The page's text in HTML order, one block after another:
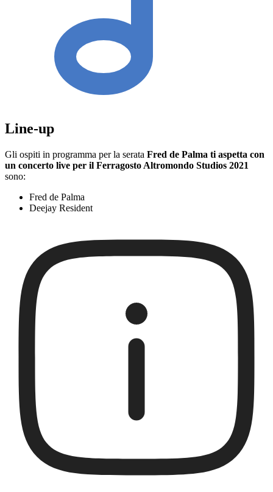
Line-up
Gli ospiti in programma per la serata Fred de Palma ti aspetta con
un concerto live per il Ferragosto Altromondo Studios 2021
sono:
Fred de Palma
Deejay Resident